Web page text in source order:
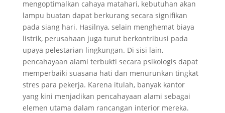
mengoptimalkan cahaya matahari, kebutuhan akan
lampu buatan dapat berkurang secara signifikan
pada siang hari. Hasilnya, selain menghemat biaya
listrik, perusahaan juga turut berkontribusi pada
upaya pelestarian lingkungan. Di sisi lain,
pencahayaan alami terbukti secara psikologis dapat
memperbaiki suasana hati dan menurunkan tingkat
stres para pekerja. Karena itulah, banyak kantor
yang kini menjadikan pencahayaan alami sebagai
elemen utama dalam rancangan interior mereka.